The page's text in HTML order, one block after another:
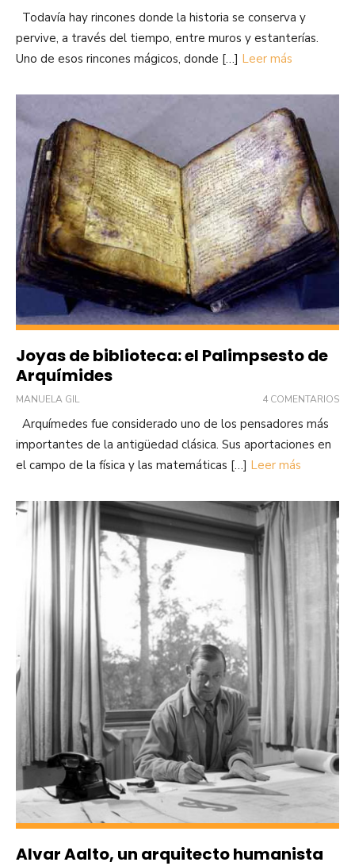
Todavía hay rincones donde la historia se conserva y
pervive, a través del tiempo, entre muros y estanterías.
Uno de esos rincones mágicos, donde […] Leer más
Joyas de biblioteca: el Palimpsesto de
Arquímides
MANUELA GIL 4 COMENTARIOS
Arquímedes fue considerado uno de los pensadores más
importantes de la antigüedad clásica. Sus aportaciones en
el campo de la física y las matemáticas […] Leer más
Alvar Aalto, un arquitecto humanista